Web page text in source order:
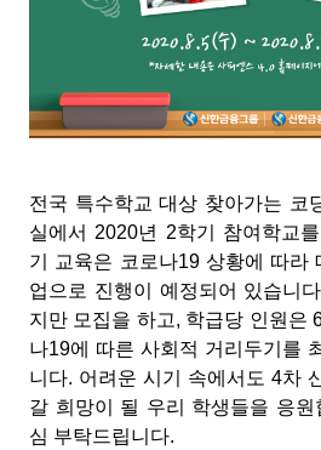
전국 특수학교 대상 찾아가는 코
실에서 2020년 2학기 참여학교
기 교육은 코로나19 상황에 따라
업으로 진행이 예정되어 있습니다
지만 모집을 하고, 학급당 인원은
나19에 따른 사회적 거리두기를
니다. 어려운 시기 속에서도 4차
갈 희망이 될 우리 학생들을 응원
심 부탁드립니다.